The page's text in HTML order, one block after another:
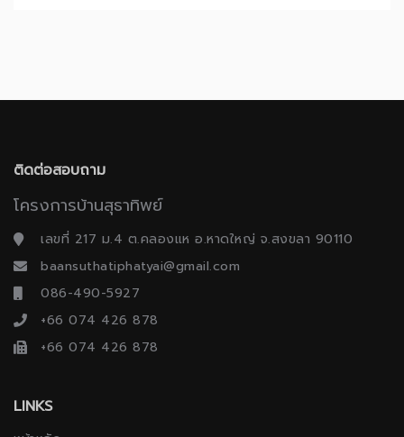
ติดต่อสอบถาม
โครงการบ้านสุธาทิพย์
เลขที่ 217 ม.4 ต.คลองแห อ.หาดใหญ่ จ.สงขลา 90110
baansuthatiphatyai@gmail.com
086-490-5927
+66 074 426 878
+66 074 426 878
LINKS